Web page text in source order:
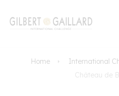
Home
International
Château de